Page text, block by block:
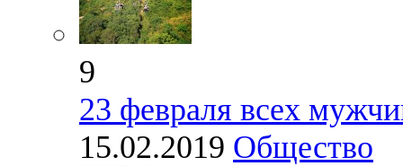
9
23 февраля всех
15.02.2019 Общество